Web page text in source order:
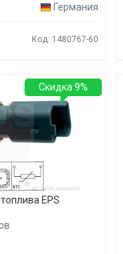
Германия
Код: 1480767-60
EPS
Скидка 9%